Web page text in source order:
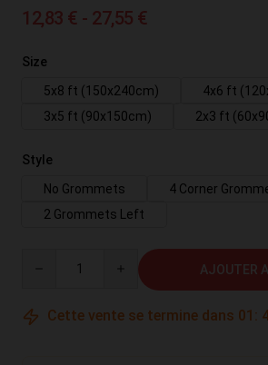
12,83 € - 27,55 €
Size
5x8 ft (150x240cm)
4x6 ft
3x5 ft (90x150cm)
2x3 ft
Style
No Grommets
4 Corner
2 Grommets Left
AJOUTER
Cette vente se termine dans 01 :